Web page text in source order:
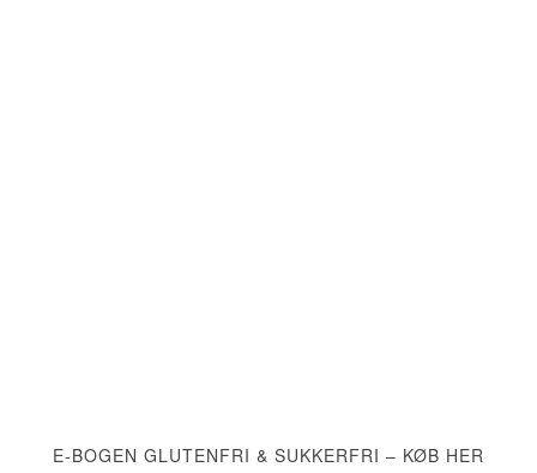
E-BOGEN GLUTENFRI & SUKKERFRI – KØB HER